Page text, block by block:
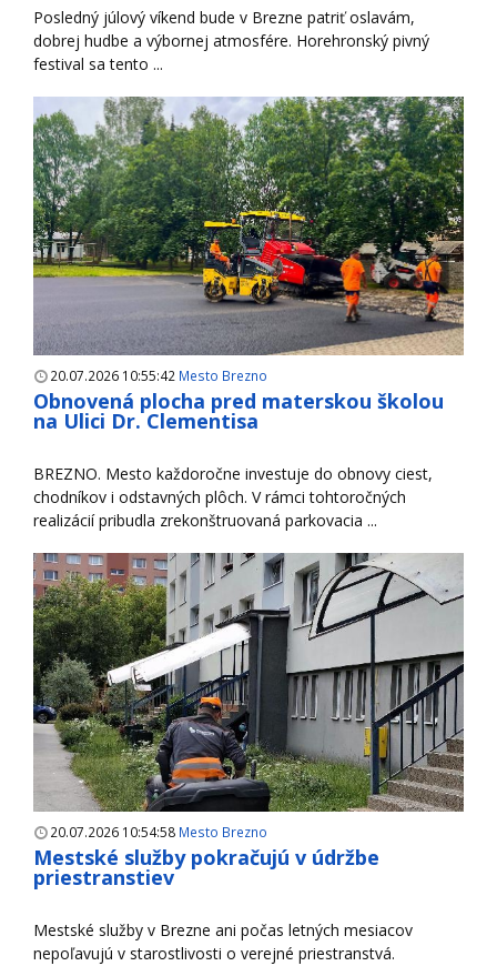
Posledný júlový víkend bude v Brezne patriť oslavám,
dobrej hudbe a výbornej atmosfére. Horehronský pivný
festival sa tento ...
20.07.2026 10:55:42 Mesto Brezno
Obnovená plocha pred materskou školou
na Ulici Dr. Clementisa
BREZNO. Mesto každoročne investuje do obnovy ciest,
chodníkov i odstavných plôch. V rámci tohtoročných
realizácií pribudla zrekonštruovaná parkovacia ...
20.07.2026 10:54:58 Mesto Brezno
Mestské služby pokračujú v údržbe
priestranstiev
Mestské služby v Brezne ani počas letných mesiacov
nepoľavujú v starostlivosti o verejné priestranstvá.